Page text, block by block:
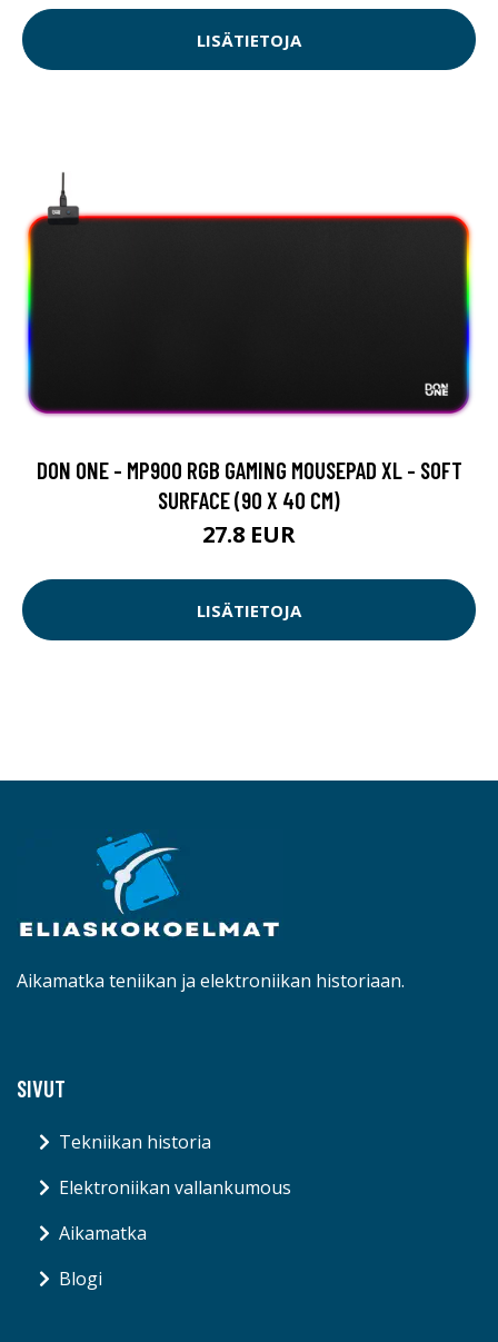
LISÄTIETOJA
DON ONE - MP900 RGB GAMING MOUSEPAD XL - SOFT
SURFACE (90 X 40 CM)
27.8 EUR
LISÄTIETOJA
Aikamatka teniikan ja elektroniikan historiaan.
SIVUT
Tekniikan historia
Elektroniikan vallankumous
Aikamatka
Blogi